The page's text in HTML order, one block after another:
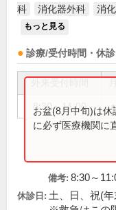
科
消化器外科 消
もっと見る
診療/受付時間・休診
8:30～11:00 ●
お盆(8月中旬)は
に必ず医療機関に
備考: 8:30～
休診日: 土、日、祝(